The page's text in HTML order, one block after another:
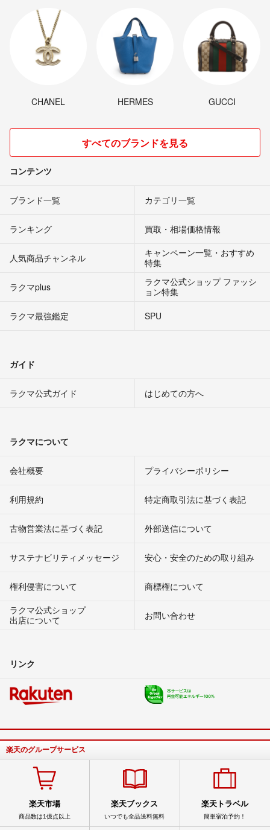
CHANEL HERMES GUCCI
すべてのブランドを見る
コンテンツ
ブランド一覧 カテゴリ一覧
ランキング 買取・相場価格情報
人気商品チャンネル
キャンペーン一覧・おすすめ
特集
ラクマplus
ラクマ公式ショップ ファッシ
ョン特集
ラクマ最強鑑定
SPU
ガイド
ラクマ公式ガイド はじめての方へ
ラクマについて
会社概要 プライバシーポリシー
利用規約 特定商取引法に基づく表記
古物営業法に基づく表記 外部送信について
サステナビリティメッセージ 安心・安全のための取り組み
権利侵害について
商標権について
ラクマ公式ショップ
出店について
お問い合わせ
リンク
楽天のグループサービス
楽天市場
商品数は1億点以上
楽天ブックス
いつでも全品送料無料
楽天トラベル
簡単宿泊予約！